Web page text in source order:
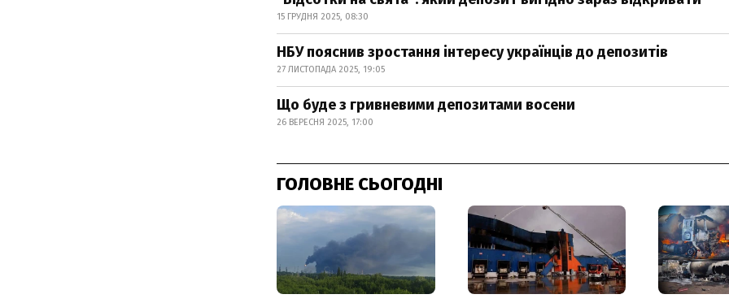
15 ГРУДНЯ 2025, 08:30
НБУ пояснив зростання інтересу українців до депозитів
27 ЛИСТОПАДА 2025, 19:05
Що буде з гривневими депозитами восени
26 ВЕРЕСНЯ 2025, 17:00
ГОЛОВНЕ СЬОГОДНІ